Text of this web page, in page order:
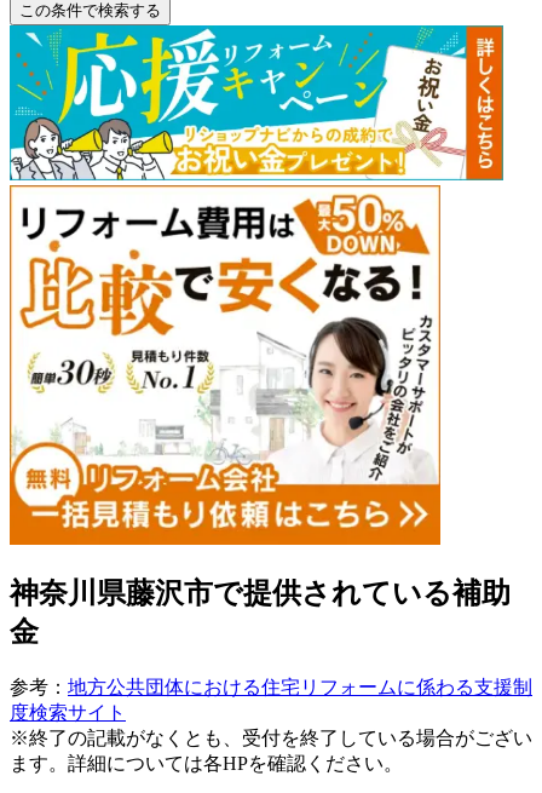
この条件で検索する
神奈川県藤沢市で提供されている補助
金
参考： 地方公共団体における住宅リフォームに係わる支援制
度検索サイト
※終了の記載がなくとも、受付を終了している場合がござい
ます。詳細については各HPを確認ください。